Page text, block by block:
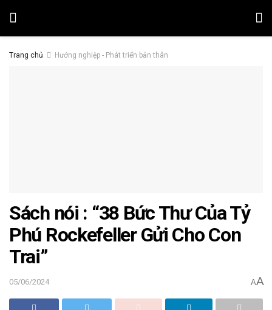
Trang chủ Hướng nghiệp - Phát triển bản thân
Sách nói : “38 Bức Thư Của Tỷ
Phú Rockefeller Gửi Cho Con
Trai”
05/06/2024 AA